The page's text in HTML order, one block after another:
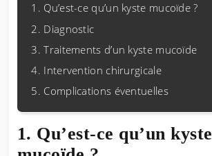
Qu’est-ce qu’un kyste mucoïde ?
Diagnostic
Traitements d’un kyste mucoïde
Intervention chirurgicale
Complications éventuelles
Qu’est-ce qu’un kyste